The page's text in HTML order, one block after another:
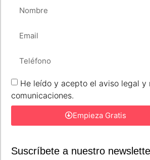
He leído y acepto el aviso legal y
comunicaciones.
Empieza Gratis
Suscríbete a nuestro